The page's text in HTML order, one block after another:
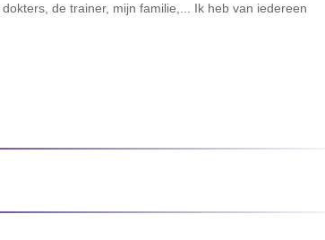
de trainer, mijn familie,... Ik heb van iedereen